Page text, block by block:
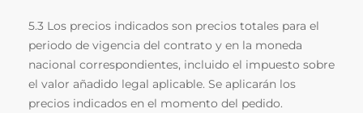
5.3 Los precios indicados son precios totales para el
periodo de vigencia del contrato y en la moneda
nacional correspondientes, incluido el impuesto sobre
el valor añadido legal aplicable. Se aplicarán los
precios indicados en el momento del pedido.